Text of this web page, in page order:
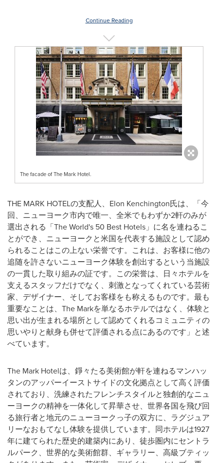
Continue Reading
The facade of The Mark Hotel.
THE MARK HOTELの支配人、Elon Kenchington氏は、「今
回、ニューヨーク市内で唯一、全米でもわずか2軒のみが
選出される「The World's 50 Best Hotels」に名を連ねるこ
とができ、ニューヨークと米国を代表する施設として認め
られることはこの上ない栄誉です。これは、お客様に他の
追随を許さないニューヨーク体験を創出するという当施設
の一貫した取り組みの証です。この栄誉は、日々ホテルを
支えるスタッフだけでなく、刺激となってくれている芸術
家、デザイナー、そしてお客様をも称えるものです。最も
重要なことは、The Markを単なるホテルではなく、体験と
思い出が生まれる場所として認めてくれるコミュニティの
思いやりと献身も併せて評価される点にあるのです」と述
べています。
The Mark Hotelは、錚々たる美術館が軒を連ねるマンハッ
タンのアッパーイーストサイドの文化拠点として高く評価
されており、洗練されたフレンチスタイルと独創的なニュ
ーヨークの精神を一体化して昇華させ、世界各国を飛び回
る旅行者と地元のニューヨークっ子の双方に、ラグジュア
リーなおもてなし体験を提供しています。同ホテルは1927
年に建てられた歴史的建築内にあり、徒歩圏内にセントラ
ルパーク、世界的な美術館群、ギャラリー、高級ブティッ